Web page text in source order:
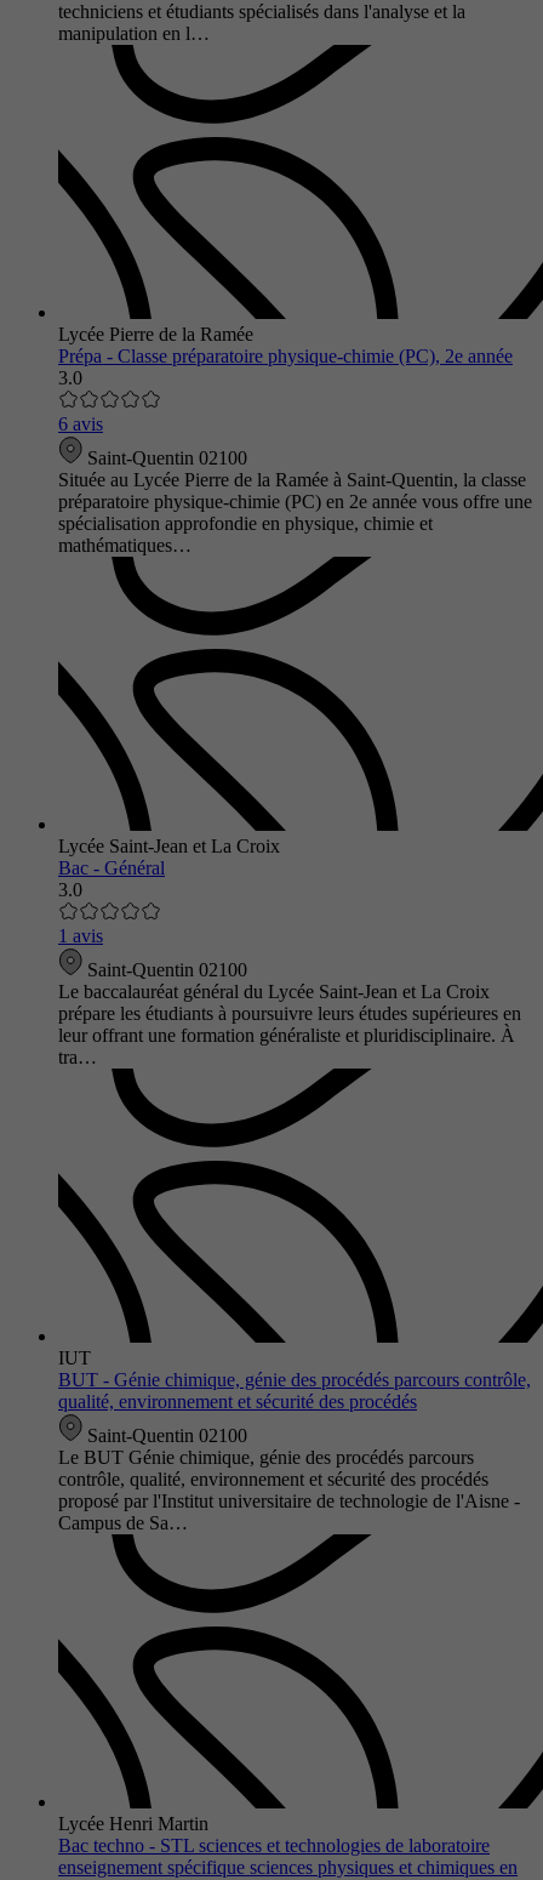
techniciens et étudiants spécialisés dans l'analyse et la
manipulation en l…
Lycée Pierre de la Ramée
Prépa - Classe préparatoire physique-chimie (PC), 2e année
3.0
6 avis
Saint-Quentin 02100
Située au Lycée Pierre de la Ramée à Saint-Quentin, la classe
préparatoire physique-chimie (PC) en 2e année vous offre une
spécialisation approfondie en physique, chimie et
mathématiques…
Lycée Saint-Jean et La Croix
Bac - Général
3.0
1 avis
Saint-Quentin 02100
Le baccalauréat général du Lycée Saint-Jean et La Croix
prépare les étudiants à poursuivre leurs études supérieures en
leur offrant une formation généraliste et pluridisciplinaire. À
tra…
IUT
BUT - Génie chimique, génie des procédés parcours contrôle,
qualité, environnement et sécurité des procédés
Saint-Quentin 02100
Le BUT Génie chimique, génie des procédés parcours
contrôle, qualité, environnement et sécurité des procédés
proposé par l'Institut universitaire de technologie de l'Aisne -
Campus de Sa…
Lycée Henri Martin
Bac techno - STL sciences et technologies de laboratoire
enseignement spécifique sciences physiques et chimiques en